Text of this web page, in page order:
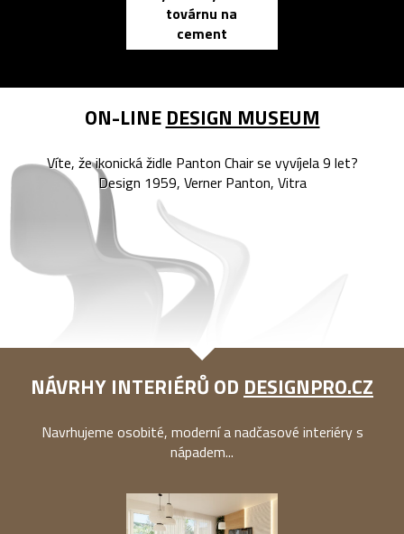
továrnu na
cement
ON-LINE DESIGN MUSEUM
Víte, že ikonická židle Panton Chair se vyvíjela 9 let?
Design 1959, Verner Panton, Vitra
NÁVRHY INTERIÉRŮ OD DESIGNPRO.CZ
Navrhujeme osobité, moderní a nadčasové interiéry s
nápadem...